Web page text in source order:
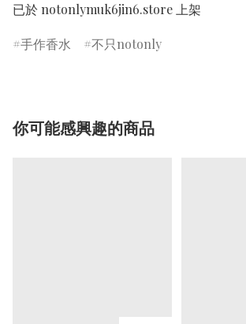
手作香水 不只notonly
你可能感興趣的商品